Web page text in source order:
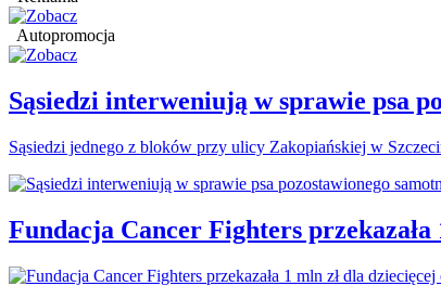
Autopromocja
Sąsiedzi interweniują w sprawie psa
Sąsiedzi jednego z bloków przy ulicy Zakopiańskiej w
Fundacja Cancer Fighters